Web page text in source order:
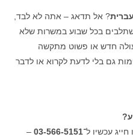
? אל תדאג – אתה לא לבד,
בכל שבוע במשרות שלא
חדש או פשוט מתקשה
גם בלי לדעת לקרוא או לדבר
חייג עכשיו ל־03-566-5151
–